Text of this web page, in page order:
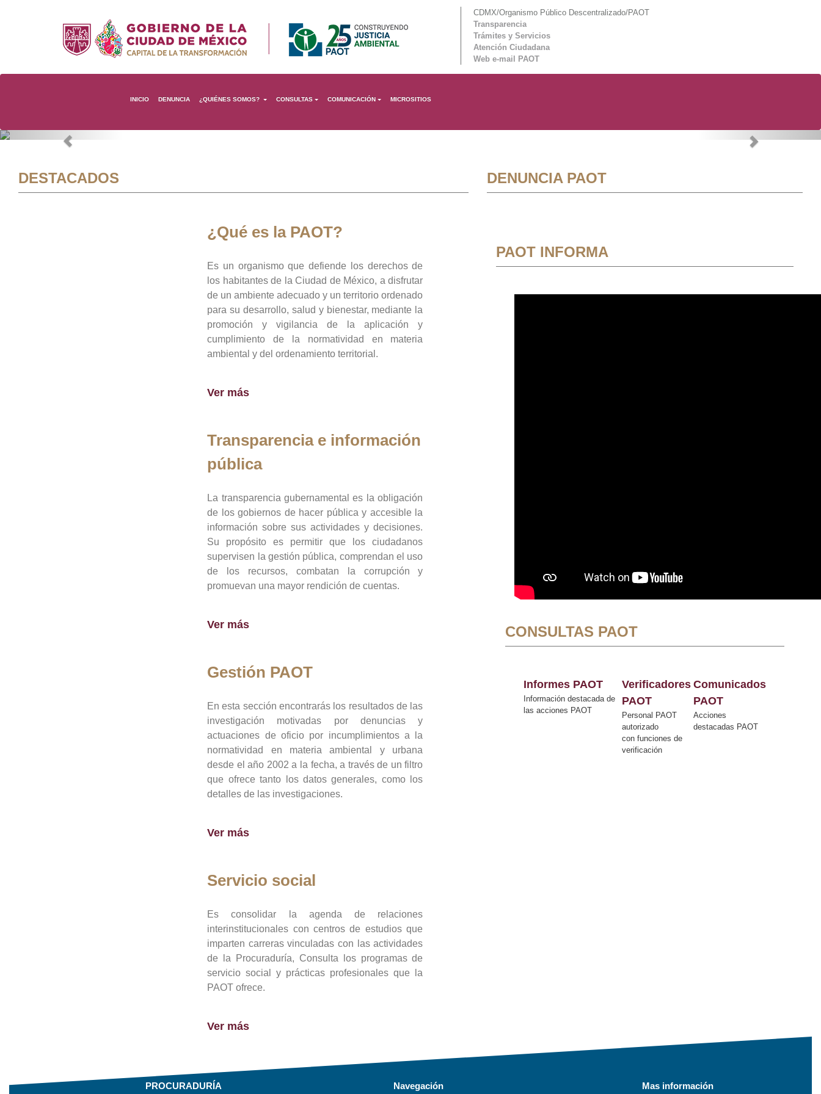
CDMX/Organismo Público Descentralizado/PAOT
Transparencia
Trámites y Servicios
Atención Ciudadana
Web e-mail PAOT
INICIO DENUNCIA ¿QUIÉNES SOMOS? CONSULTAS COMUNICACIÓN MICROSITIOS
Previous Next
DESTACADOS
¿Qué es la PAOT?
Es un organismo que defiende los derechos de
los habitantes de la Ciudad de México, a disfrutar
de un ambiente adecuado y un territorio ordenado
para su desarrollo, salud y bienestar, mediante la
promoción y vigilancia de la aplicación y
cumplimiento de la normatividad en materia
ambiental y del ordenamiento territorial.
Ver más
Transparencia e información
pública
La transparencia gubernamental es la obligación
de los gobiernos de hacer pública y accesible la
información sobre sus actividades y decisiones.
Su propósito es permitir que los ciudadanos
supervisen la gestión pública, comprendan el uso
de los recursos, combatan la corrupción y
promuevan una mayor rendición de cuentas.
Ver más
Gestión PAOT
En esta sección encontrarás los resultados de las
investigación motivadas por denuncias y
actuaciones de oficio por incumplimientos a la
normatividad en materia ambiental y urbana
desde el año 2002 a la fecha, a través de un filtro
que ofrece tanto los datos generales, como los
detalles de las investigaciones.
Ver más
Servicio social
Es consolidar la agenda de relaciones
interinstitucionales con centros de estudios que
imparten carreras vinculadas con las actividades
de la Procuraduría, Consulta los programas de
servicio social y prácticas profesionales que la
PAOT ofrece.
Ver más
DENUNCIA PAOT
PAOT INFORMA
CONSULTAS PAOT
Informes PAOT
Información destacada de
las acciones PAOT
Verificadores
PAOT
Personal PAOT
autorizado
con funciones de
verificación
Comunicados
PAOT
Acciones
destacadas PAOT
PROCURADURÍA Navegación Mas información